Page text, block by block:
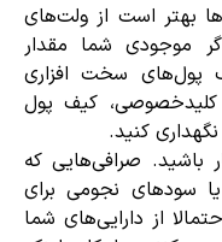
بهتر است از ولت‌های
موجودی شما مقدار
پول‌های سخت افزاری
کلیدخصوصی، کیف پول
کنید.
باشید. صرافی‌هایی که
سودهای نجومی برای
از دارایی‌های شما